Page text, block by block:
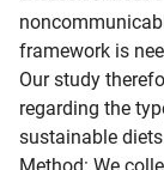
framework is
Our study
regarding the
sustainable